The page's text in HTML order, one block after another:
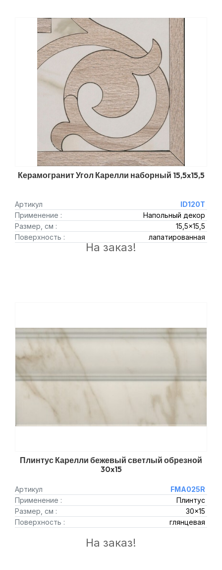
Керамогранит Угол Карелли наборный 15,5x15,5
Артикул
ID120T
Применение :
Напольный декор
Размер, см :
15,5x15,5
Поверхность :
лапатированная
На заказ!
Плинтус Карелли бежевый светлый обрезной
30x15
Артикул
FMA025R
Применение :
Плинтус
Размер, см :
30x15
Поверхность :
глянцевая
На заказ!